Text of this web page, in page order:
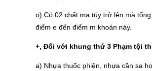
o) Có 02 chất ma túy trở lên mà
điểm e đến điểm m khoản này.
+, Đối với khung thứ 3 Phạm tội
a) Nhựa thuốc phiện, nhựa cần sa